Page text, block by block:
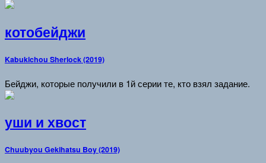
котобейджи
Kabukichou Sherlock (2019)
Бейджи, которые получили в 1й серии те, кто взял задание.
уши и хвост
Chuubyou Gekihatsu Boy (2019)